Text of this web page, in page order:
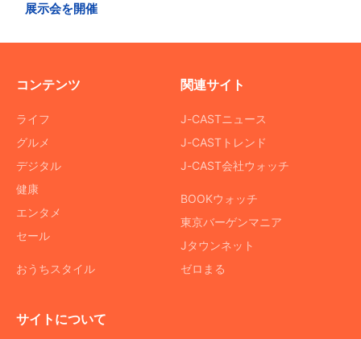
展示会を開催
コンテンツ
ライフ
グルメ
デジタル
健康
エンタメ
セール
おうちスタイル
関連サイト
J-CASTニュース
J-CASTトレンド
J-CAST会社ウォッチ
BOOKウォッチ
東京バーゲンマニア
Jタウンネット
ゼロまる
サイトについて